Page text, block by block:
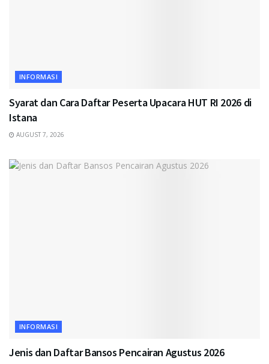
INFORMASI
Syarat dan Cara Daftar Peserta Upacara HUT RI 2026 di
Istana
AUGUST 7, 2026
INFORMASI
Jenis dan Daftar Bansos Pencairan Agustus 2026